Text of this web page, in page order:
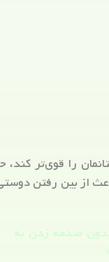
را قوی‌تر کند،
از بین رفتن
صدمه زدن به